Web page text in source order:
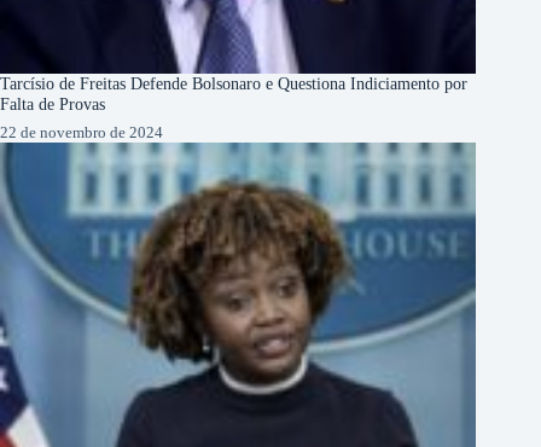
Tarcísio de Freitas Defende Bolsonaro e Questiona Indiciamento por
Falta de Provas
22 de novembro de 2024